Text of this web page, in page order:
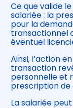
Ce que valide
salariée : la
pour la
transactionnel
éventuel
Ainsi, l’action
transaction
personnelle et
prescription de
La salariée